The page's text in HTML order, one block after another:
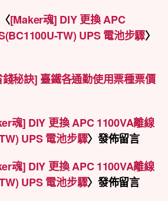
[Maker魂] DIY 更換 APC
TW) UPS 電池步驟〉
秘訣] 臺鐵各通勤使用票種票價
魂] DIY 更換 APC 1100VA離線
UPS 電池步驟〉發佈留言
魂] DIY 更換 APC 1100VA離線
UPS 電池步驟〉發佈留言